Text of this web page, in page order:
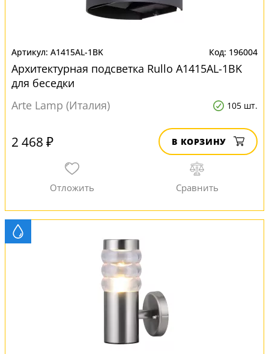
A1415AL-1BK 196004
Архитектурная подсветка Rullo A1415AL-1BK
для беседки
Arte Lamp (Италия)
105 шт.
2 468 ₽ В КОРЗИНУ